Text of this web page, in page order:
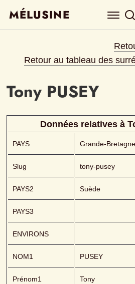
MÉLUSINE
Retour au tableau des
Tony PUSEY
Données relatives à
PAYS Grande-Bretagne
Slug tony-pusey
PAYS2 Suède
PAYS3
ENVIRONS
NOM1 PUSEY
Prénom1 Tony